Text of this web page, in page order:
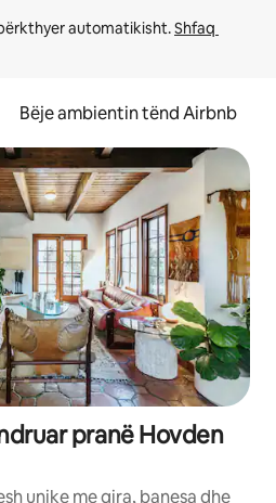
automatikisht. Shfaq
Bëje ambientin tënd Airbnb
pranë Hovden
unike me qira, banesa dhe